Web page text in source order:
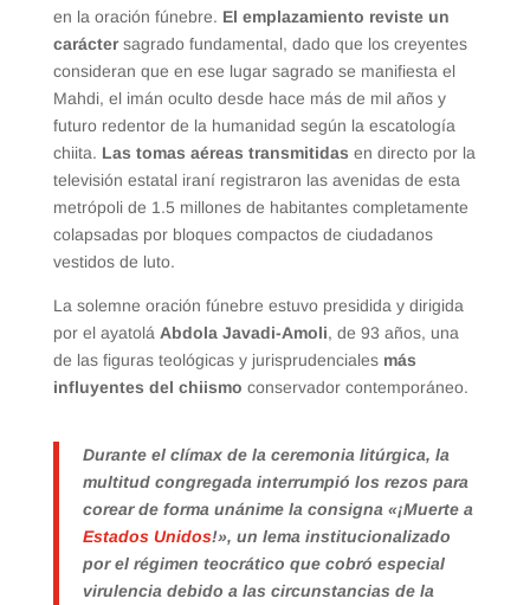
en la oración fúnebre. El emplazamiento reviste un
caráctersagrado fundamental, dado que los creyentes
consideran que en ese lugar sagrado se manifiesta el
Mahdi, el imán oculto desde hace más de mil años y
futuro redentor de la humanidad según la escatología
chiita. Las tomas aéreas transmitidas en directo por la
televisión estatal iraní registraron las avenidas de esta
metrópoli de 1.5 millones de habitantes completamente
colapsadas por bloques compactos de ciudadanos
vestidos de luto.
La solemne oración fúnebre estuvo presidida y dirigida
por el ayatolá Abdola Javadi-Amoli, de 93 años, una
de las figuras teológicas y jurisprudenciales más
influyentes del chiismo conservador contemporáneo.
Durante el clímax de la ceremonia litúrgica, la
multitud congregada interrumpió los rezos para
corear de forma unánime la consigna «¡Muerte a
Estados Unidos!», un lema institucionalizado
por el régimen teocrático que cobró especial
virulencia debido a las circunstancias de la